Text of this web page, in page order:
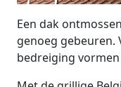
Een dak
genoeg gebeuren.
bedreiging